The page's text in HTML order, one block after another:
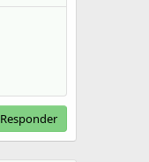
Responder